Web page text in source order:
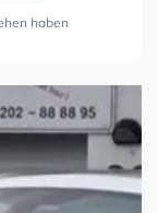
haben